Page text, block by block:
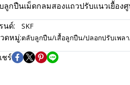
ลูกปืนเม็ดกลมสองแถวปรับแนวเยื้องศู
นด์:
SKF
ดหมู่:ตลับลูกปืน/เสื้อลูกปืน/ปลอกปรับเพล
ชร์